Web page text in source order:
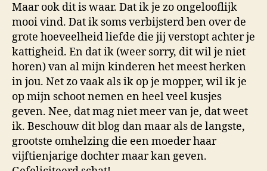
Maar ook dit is waar. Dat ik je zo ongelooflijk
mooi vind. Dat ik soms verbijsterd ben over de
grote hoeveelheid liefde die jij verstopt achter je
kattigheid. En dat ik (weer sorry, dit wil je niet
horen) van al mijn kinderen het meest herken
in jou. Net zo vaak als ik op je mopper, wil ik je
op mijn schoot nemen en heel veel kusjes
geven. Nee, dat mag niet meer van je, dat weet
ik. Beschouw dit blog dan maar als de langste,
grootste omhelzing die een moeder haar
vijftienjarige dochter maar kan geven.